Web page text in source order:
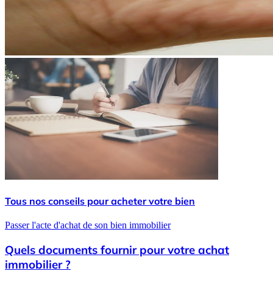
Tous nos conseils pour acheter votre bien
Passer l'acte d'achat de son bien immobilier
Quels documents fournir pour votre achat
immobilier ?